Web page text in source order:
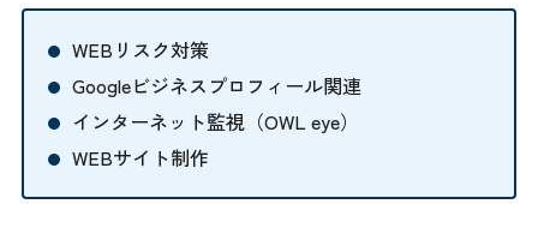
WEBリスク対策
Googleビジネスプロフィール関連
インターネット監視（OWL eye）
WEBサイト制作